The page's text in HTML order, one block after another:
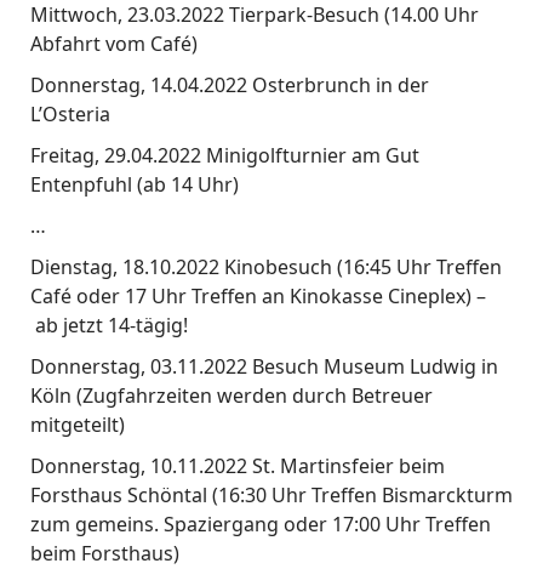
Mittwoch, 23.03.2022 Tierpark-Besuch (14.00 Uhr
Abfahrt vom Café)
Donnerstag, 14.04.2022 Osterbrunch in der
L’Osteria
Freitag, 29.04.2022 Minigolfturnier am Gut
Entenpfuhl (ab 14 Uhr)
…
Dienstag, 18.10.2022 Kinobesuch (16:45 Uhr Treffen
Café oder 17 Uhr Treffen an Kinokasse Cineplex) –
ab jetzt 14-tägig!
Donnerstag, 03.11.2022 Besuch Museum Ludwig in
Köln (Zugfahrzeiten werden durch Betreuer
mitgeteilt)
Donnerstag, 10.11.2022 St. Martinsfeier beim
Forsthaus Schöntal (16:30 Uhr Treffen Bismarckturm
zum gemeins. Spaziergang oder 17:00 Uhr Treffen
beim Forsthaus)